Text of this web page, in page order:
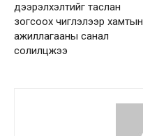
дээрэлхэлтийг таслан
зогсоох чиглэлээр хамтын
ажиллагааны санал
солилцжээ